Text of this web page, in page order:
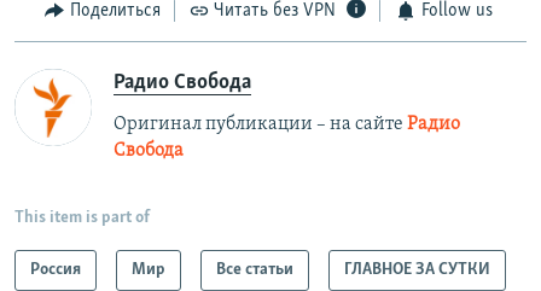
Поделиться Читать без VPN Follow us
Радио Свобода
Оригинал публикации – на сайте Радио
Свобода
This item is part of
Россия Мир Все статьи ГЛАВНОЕ ЗА СУТКИ